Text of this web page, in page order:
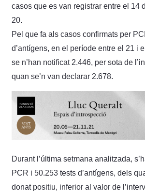
casos que es van registrar entre el 14
20.
Pel que fa als casos confirmats per
d’antígens, en el període entre el 21 i
se n’han notificat 2.446, per sota de
quan se’n van declarar 2.678.
Durant l’última setmana analitzada,
PCR i 50.253 tests d’antígens, dels
donat positiu, inferior al valor de